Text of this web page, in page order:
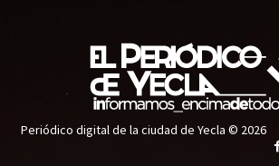
Periódico digital de la ciudad de Yecla © 2026